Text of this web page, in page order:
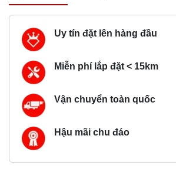
Uy tín đặt lên hàng đầu
Miễn phí lắp đặt < 15km
Vận chuyển toàn quốc
Hậu mãi chu đáo